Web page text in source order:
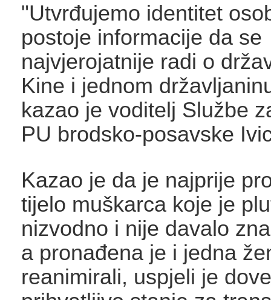
"Utvrđujemo identitet
postoje informacije da se
najvjerojatnije radi o
Kine i jednom
kazao je voditelj Službe
PU brodsko-posavske
Kazao je da je najprije
tijelo muškarca koje je
nizvodno i nije davalo
a pronađena je i jedna
reanimirali, uspjeli je